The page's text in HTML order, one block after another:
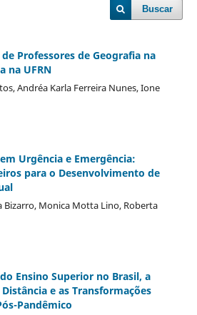
Buscar
Professores de Geografia na
na UFRN
Andréa Karla Ferreira Nunes, Ione
Urgência e Emergência:
para o Desenvolvimento de
Bizarro, Monica Motta Lino, Roberta
Ensino Superior no Brasil, a
e as Transformações
Pandêmico